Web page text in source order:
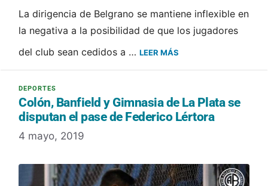
La dirigencia de Belgrano se mantiene inflexible en
la negativa a la posibilidad de que los jugadores
del club sean cedidos a … LEER MÁS
Colón, Banfield y Gimnasia de La Plata se
disputan el pase de Federico Lértora
4 mayo, 2019